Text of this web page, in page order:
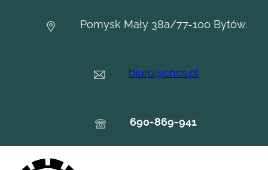
Pomysk Mały 38a/77-100 Bytów.
biuro@cncs.pl
690-869-941